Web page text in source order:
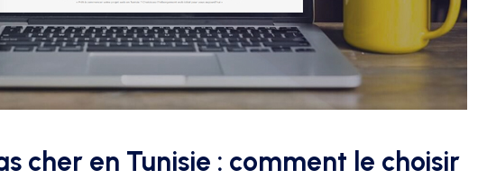
cher en Tunisie : comment le choisir